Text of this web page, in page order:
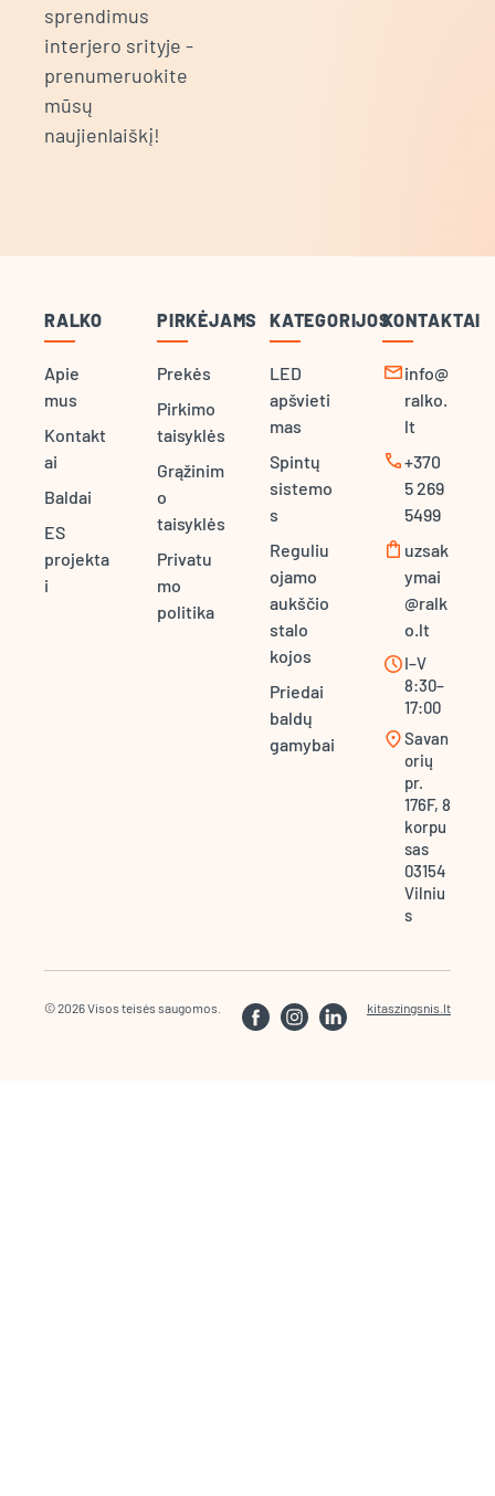
sprendimus
interjero srityje -
prenumeruokite
mūsų
naujienlaiškį!
RALKO
Apie
mus
Kontakt
ai
Baldai
ES
projekta
i
PIRKĖJAMS
Prekės
Pirkimo
taisyklės
Grąžinim
o
taisyklės
Privatu
mo
politika
KATEGORIJOS
LED
apšvieti
mas
Spintų
sistemo
s
Reguliu
ojamo
aukščio
stalo
kojos
Priedai
baldų
gamybai
KONTAKTAI
mailinfo@
ralko.
lt
call+370
5 269
5499
shopping_bag uzsak
ymai
@ralk
o.lt
scheduleI–V
8:30–
17:00
location_onSavan
orių
pr.
176F, 8
korpu
sas
03154
Vilniu
s
© 2026 Visos teisės saugomos. kitaszingsnis.lt